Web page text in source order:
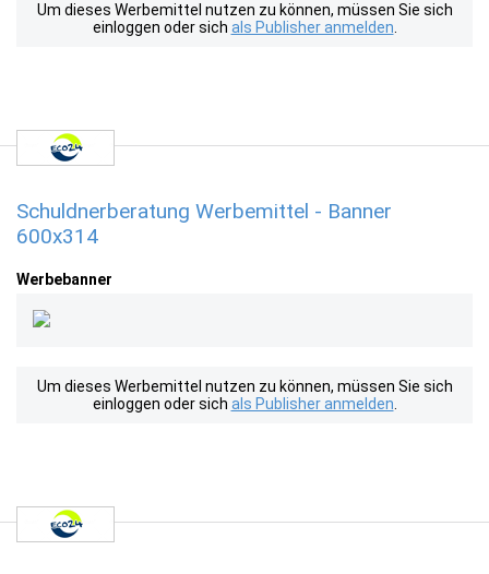
Um dieses Werbemittel nutzen zu können, müssen Sie sich
einloggen oder sich als Publisher anmelden
Schuldnerberatung Werbemittel - Banner
600x314
Werbebanner
Um dieses Werbemittel nutzen zu können, müssen Sie sich
einloggen oder sich als Publisher anmelden